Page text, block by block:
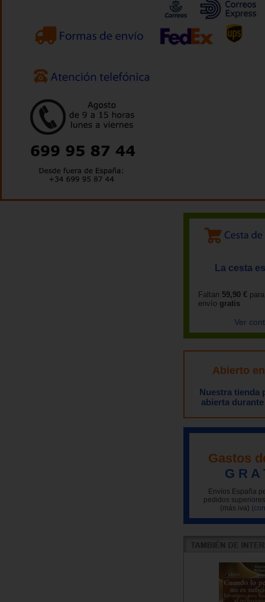
La cesta
Faltan 59,90 €
envío gratis
Ver
Abierto
Nuestra tienda
abierta
Gastos
G R A
Envíos España
pedidos
(más iva)